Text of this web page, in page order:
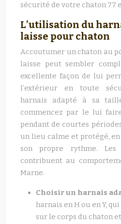
sécurité de votre chaton 77
L’utilisation du
laisse pour chaton
Accoutumer un chaton au
laisse peut sembler
excellente façon de lui
l’extérieur en toute
harnais adapté à sa
commencez par le lui
pendant de courtes
un lieu calme et protégé,
son propre rythme.
contribuent au
Marne.
Choisir un harnais
harnais en H ou en Y,
sur le corps du chaton